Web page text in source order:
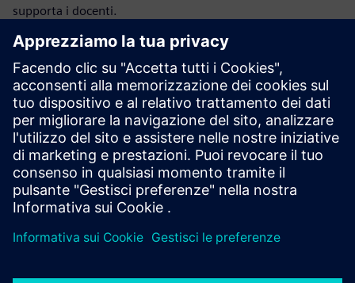
supporta i docenti.
Legga il blog
Resources
Esplora i case study, i webinar su richiesta e altre risorse
per i docenti di ingegneria.
Esplora le risorse